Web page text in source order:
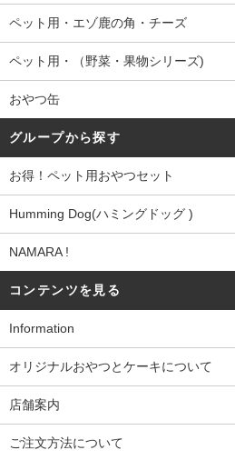
ペット用・エゾ鹿の角・チーズ
ペット用・（野菜・果物シリーズ)
おやつ缶
グループから探す
お得！ペット用おやつセット
Humming Dog(ハミングドッグ )
NAMARA !
コンテンツを見る
Information
オリジナルおやつとケーキについて
店舗案内
ご注文方法について